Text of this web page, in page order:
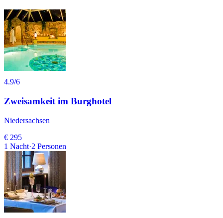
4.9/6
Zweisamkeit im Burghotel
Niedersachsen
€ 295
1 Nacht·2 Personen